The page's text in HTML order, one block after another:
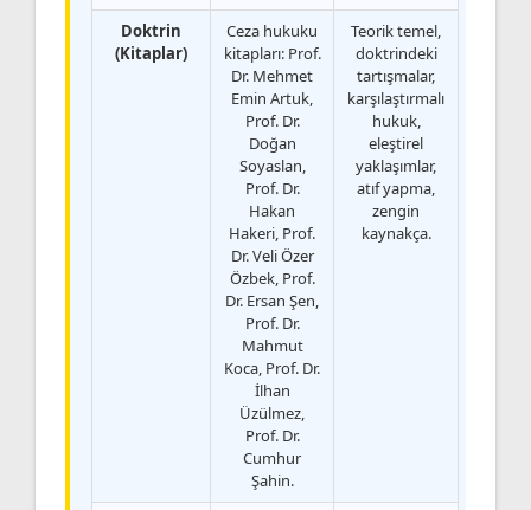
Doktrin
(Kitaplar)
Ceza hukuku
kitapları: Prof.
Dr. Mehmet
Emin Artuk,
Prof. Dr.
Doğan
Soyaslan,
Prof. Dr.
Hakan
Hakeri, Prof.
Dr. Veli Özer
Özbek, Prof.
Dr. Ersan Şen,
Prof. Dr.
Mahmut
Koca, Prof. Dr.
İlhan
Üzülmez,
Prof. Dr.
Cumhur
Şahin.
Teorik temel,
doktrindeki
tartışmalar,
karşılaştırmalı
hukuk,
eleştirel
yaklaşımlar,
atıf yapma,
zengin
kaynakça.